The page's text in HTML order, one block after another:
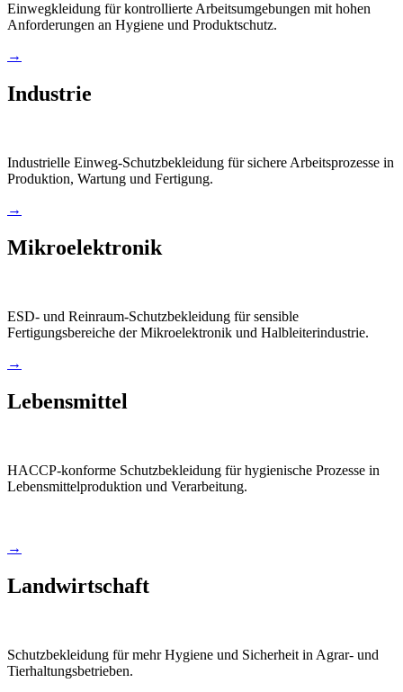
Einwegkleidung für kontrollierte Arbeitsumgebungen mit hohen
Anforderungen an Hygiene und Produktschutz.
→
Industrie
Industrielle Einweg-Schutzbekleidung für sichere Arbeitsprozesse in
Produktion, Wartung und Fertigung.
→
Mikroelektronik
ESD- und Reinraum-Schutzbekleidung für sensible
Fertigungsbereiche der Mikroelektronik und Halbleiterindustrie.
→
Lebensmittel
HACCP-konforme Schutzbekleidung für hygienische Prozesse in
Lebensmittelproduktion und Verarbeitung.
→
Landwirtschaft
Schutzbekleidung für mehr Hygiene und Sicherheit in Agrar- und
Tierhaltungsbetrieben.